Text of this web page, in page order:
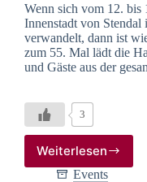
Wenn sich vom 12. bis
Innenstadt von
verwandelt, dann ist
zum 55. Mal lädt die
und Gäste aus der
3
Weiterlesen
55.
Stendaler
Events